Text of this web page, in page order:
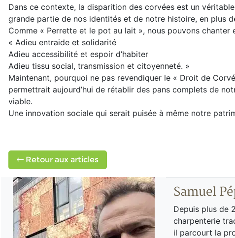
Dans ce contexte, la disparition des corvées est un
grande partie de nos identités et de notre histoire, en plus
Comme « Perrette et le pot au lait », nous pouvons chanter
« Adieu entraide et solidarité
Adieu accessibilité et espoir d’habiter
Adieu tissu social, transmission et citoyenneté. »
Maintenant, pourquoi ne pas revendiquer le « Droit de
permettrait aujourd’hui de rétablir des pans complets de
viable.
Une innovation sociale qui serait puisée à même notre
Retour aux articles
Samuel
Depuis plus de
charpenterie
il parcourt la